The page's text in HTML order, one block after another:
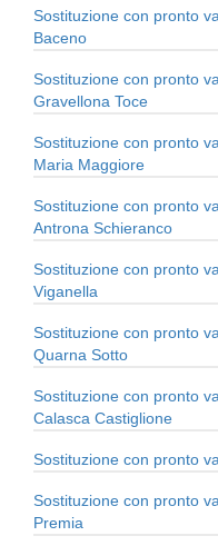
Sostituzione con pronto
Baceno
Sostituzione con pronto
Gravellona Toce
Sostituzione con pronto
Maria Maggiore
Sostituzione con pronto
Antrona Schieranco
Sostituzione con pronto
Viganella
Sostituzione con pronto
Quarna Sotto
Sostituzione con pronto
Calasca Castiglione
Sostituzione con pronto
Sostituzione con pronto
Premia